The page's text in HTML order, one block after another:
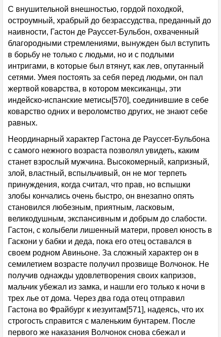
С внушительной внешностью, гордой походкой,
остроумный, храбрый до безрассудства, преданный до
наивности, Гастон де Рауссет-Бульбон, охваченный
благородными стремлениями, вынужден был вступить
в борьбу не только с людьми, но и с подлыми
интригами, в которые был втянут, как лев, опутанный
сетями. Умея постоять за себя перед людьми, он пал
жертвой коварства, в котором мексиканцы, эти
индейско-испанские метисы[570], соединившие в себе
коварство одних и вероломство других, не знают себе
равных.
Неординарный характер Гастона де Рауссет-Бульбона
с самого нежного возраста позволял увидеть, каким
станет взрослый мужчина. Высокомерный, капризный,
злой, властный, вспыльчивый, он не мог терпеть
принуждения, когда считал, что прав, но вспышки
злобы кончались очень быстро, он внезапно опять
становился любезным, приятным, ласковым,
великодушным, экспансивным и добрым до слабости.
Гастон, с колыбели лишенный матери, провел юность в
Гаскони у бабки и деда, пока его отец оставался в
своем родном Авиньоне. За сложный характер он в
семилетием возрасте получил прозвище Волчонок. Не
получив однажды удовлетворения своих капризов,
мальчик убежал из замка, и нашли его только к ночи в
трех лье от дома. Через два года отец отправил
Гастона во Фрайбург к иезуитам[571], надеясь, что их
строгость справится с маленьким бунтарем. После
первого же наказания Волчонок снова сбежал и